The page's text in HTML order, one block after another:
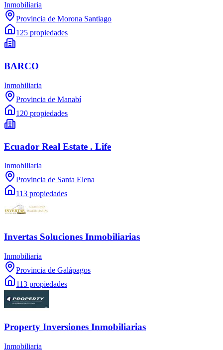
Inmobiliaria
Provincia de Morona Santiago
125 propiedades
BARCO
Inmobiliaria
Provincia de Manabí
120 propiedades
Ecuador Real Estate . Life
Inmobiliaria
Provincia de Santa Elena
113 propiedades
Invertas Soluciones Inmobiliarias
Inmobiliaria
Provincia de Galápagos
113 propiedades
Property Inversiones Inmobiliarias
Inmobiliaria